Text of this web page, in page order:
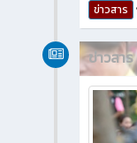
ข่าวสาร
ข่าวสาร